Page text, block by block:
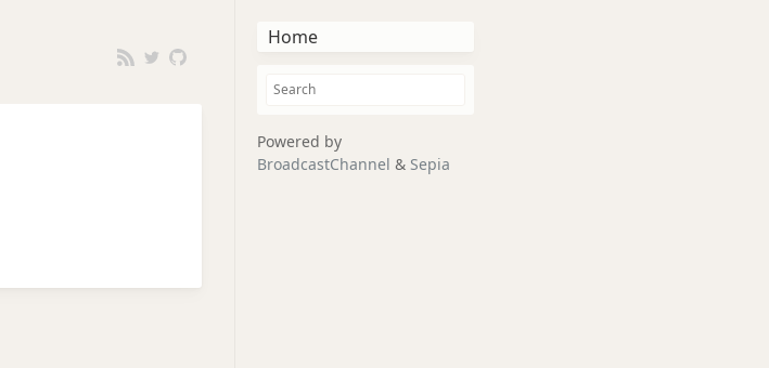
Home
Powered by
BroadcastChannel & Sepia